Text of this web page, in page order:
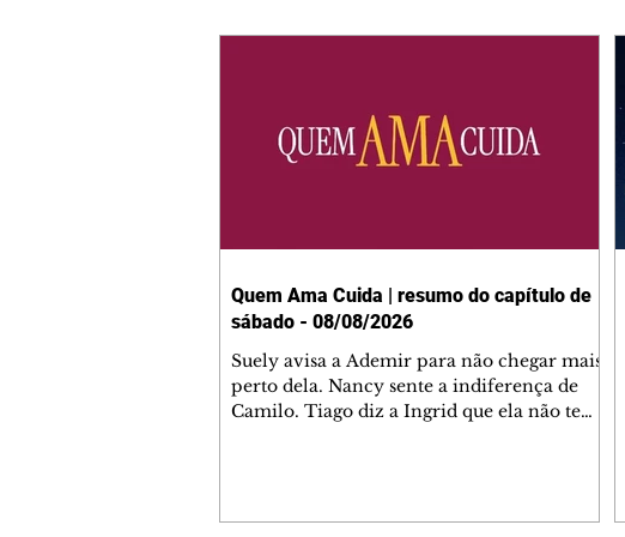
Quem Ama Cuida | resumo do capítulo de
sábado - 08/08/2026
Suely avisa a Ademir para não chegar mais
perto dela. Nancy sente a indiferença de
Camilo. Tiago diz a Ingrid que ela não tem